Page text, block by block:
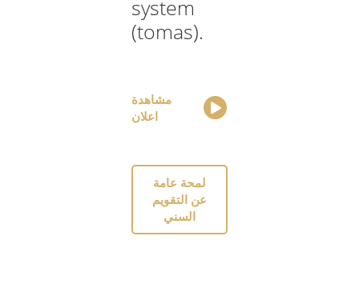
system
(tomas).
مشاهدة
اعلان
لمحة عامة
عن التقويم
السني